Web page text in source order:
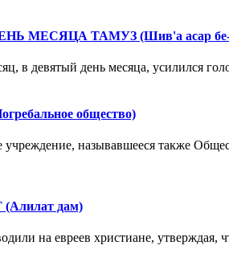
МЕСЯЦА ТАМУЗ (Шив'а асар бе-
в девятый день месяца, усилился
общество)
учреждение, называвшееся также
дам)
на евреев христиане,